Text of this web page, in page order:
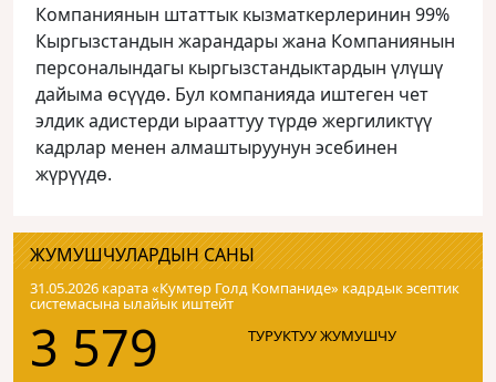
Компаниянын штаттык кызматкерлеринин 99%
Кыргызстандын жарандары жана Компаниянын
персоналындагы кыргызстандыктардын үлүшү
дайыма өсүүдө. Бул компанияда иштеген чет
элдик адистерди ырааттуу түрдө жергиликтүү
кадрлар менен алмаштыруунун эсебинен
жүрүүдө.
ЖУМУШЧУЛАРДЫН САНЫ
31.05.2026 карата «Кумтɵр Голд Компаниде» кадрдык эсептик
системасына ылайык иштейт
3 579 ТУРУКТУУ ЖУМУШЧУ